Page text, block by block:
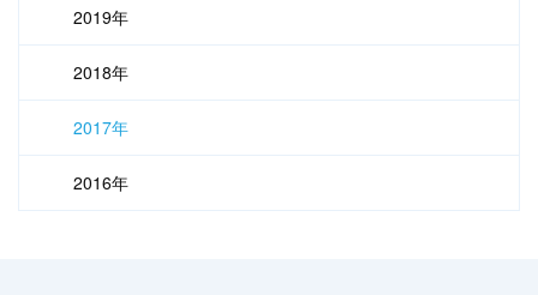
2019年
2018年
2017年
2016年